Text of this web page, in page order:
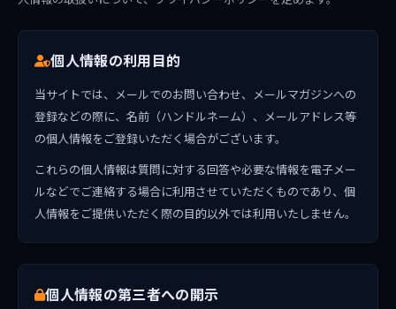
個人情報の利用目的
当サイトでは、メールでのお問い合わせ、メールマガジンへの
登録などの際に、名前（ハンドルネーム）、メールアドレス等
の個人情報をご登録いただく場合がございます。
これらの個人情報は質問に対する回答や必要な情報を電子メー
ルなどでご連絡する場合に利用させていただくものであり、個
人情報をご提供いただく際の目的以外では利用いたしません。
個人情報の第三者への開示